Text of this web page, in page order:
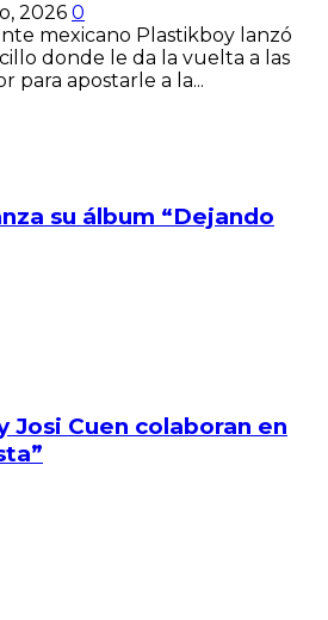
2026 0
mexicano Plastikboy lanzó
donde le da la vuelta a las
para apostarle a la...
su álbum “Dejando
Josi Cuen colaboran en